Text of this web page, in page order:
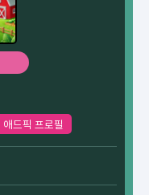
애드픽 프로필